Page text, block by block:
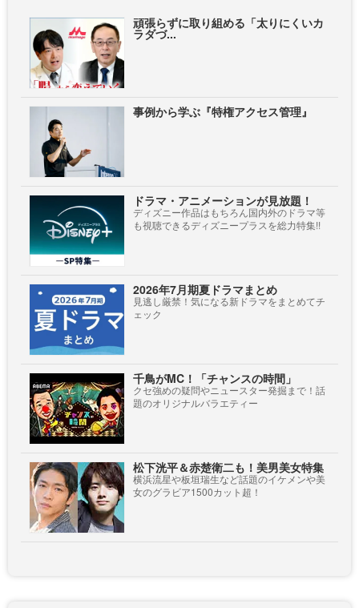
頑張らずに取り組める「太りにくいカ
ラダづ...
事例から学ぶ『特権アクセス管理』
ドラマ・アニメーションが見放題！
ディズニー作品はもちろん国内外のドラマ等
も視聴できるディズニープラスを総力特集!!
2026年7月期夏ドラマまとめ
見逃し厳禁！気になる新ドラマをまとめてチ
ェック
千鳥がMC！「チャンスの時間」
クセ強めの疑問やニュースター発掘まで！話
題のオリジナルバラエティー
松下洸平＆赤楚衛二も！美男美女特集
横浜流星や板垣瑞生など話題のイケメンや美
女のグラビア1500カット超！